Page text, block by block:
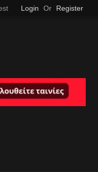
Login Or Register